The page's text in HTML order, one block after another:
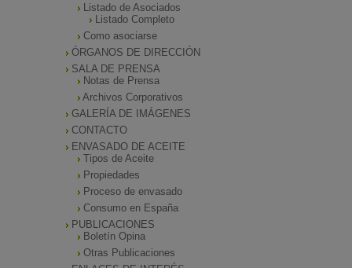
Listado de Asociados
Listado Completo
Como asociarse
ÓRGANOS DE DIRECCIÓN
SALA DE PRENSA
Notas de Prensa
Archivos Corporativos
GALERÍA DE IMÁGENES
CONTACTO
ENVASADO DE ACEITE
Tipos de Aceite
Propiedades
Proceso de envasado
Consumo en España
PUBLICACIONES
Boletín Opina
Otras Publicaciones